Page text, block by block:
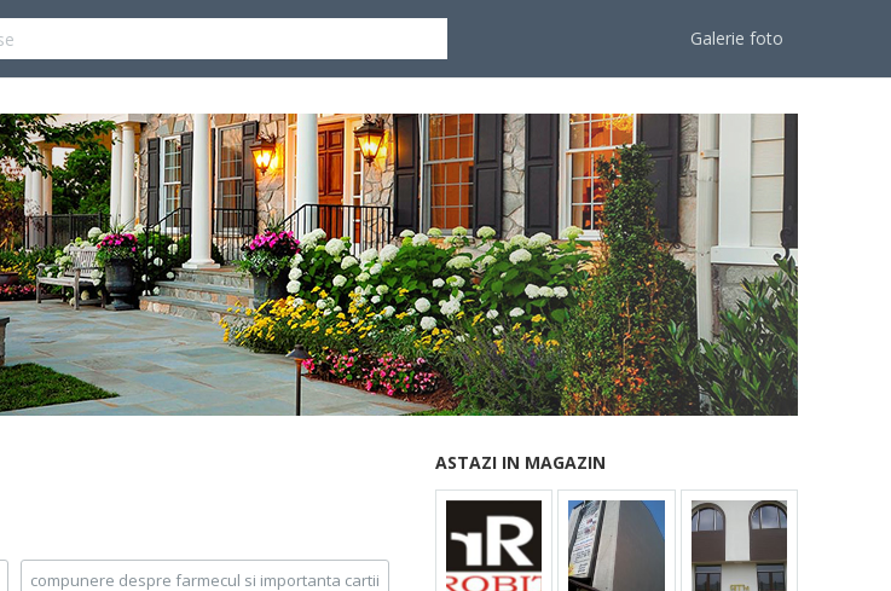
Galerie foto
compunere despre farmecul si importanta cartii
ASTAZI IN MAGAZIN